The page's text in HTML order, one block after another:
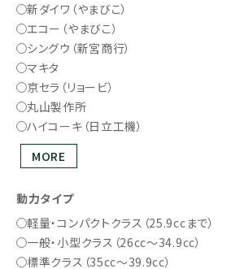
新ダイワ（やまびこ）
エコー（やまびこ）
シングウ（新宮商行）
マキタ
京セラ（リョービ）
丸山製作所
ハイコーキ（日立工機）
MORE
動力タイプ
軽量・コンパクトクラス（25.9ccまで）
一般・小型クラス（26cc～34.9cc）
標準クラス（35cc～39.9cc）